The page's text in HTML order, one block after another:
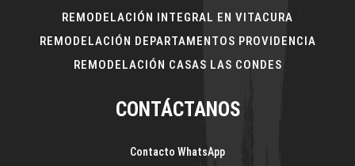
REMODELACIÓN INTEGRAL EN VITACURA
REMODELACIÓN DEPARTAMENTOS PROVIDENCIA
REMODELACIÓN CASAS LAS CONDES
CONTÁCTANOS
Contacto WhatsApp